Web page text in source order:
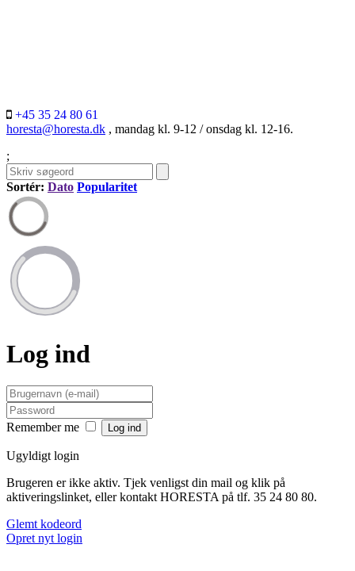
+45 35 24 80 61
horesta@horesta.dk , mandag kl. 9-12 / onsdag kl. 12-16.
;
Sortér: Dato Popularitet
Log ind
Remember me
Ugyldigt login
Brugeren er ikke aktiv. Tjek venligst din mail og klik på
aktiveringslinket, eller kontakt HORESTA på tlf. 35 24 80 80.
Glemt kodeord
Opret nyt login